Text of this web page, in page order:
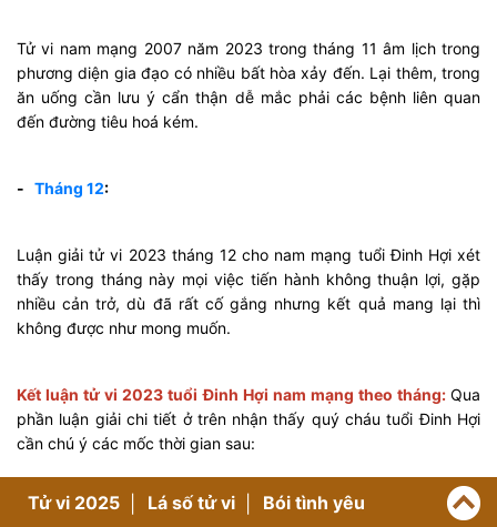
Tử vi nam mạng 2007 năm 2023 trong tháng 11 âm lịch trong
phương diện gia đạo có nhiều bất hòa xảy đến. Lại thêm, trong
ăn uống cần lưu ý cẩn thận dễ mắc phải các bệnh liên quan
đến đường tiêu hoá kém.
- Tháng 12:
Luận giải tử vi 2023 tháng 12 cho nam mạng tuổi Đinh Hợi xét
thấy trong tháng này mọi việc tiến hành không thuận lợi, gặp
nhiều cản trở, dù đã rất cố gắng nhưng kết quả mang lại thì
không được như mong muốn.
Kết luận tử vi 2023 tuổi Đinh Hợi nam mạng theo tháng: Qua
phần luận giải chi tiết ở trên nhận thấy quý cháu tuổi Đinh Hợi
cần chú ý các mốc thời gian sau:
Các tháng tốt nhất trong năm 2023 là tháng 2, tháng 4,
Tử vi 2025 Lá số tử vi Bói tình yêu